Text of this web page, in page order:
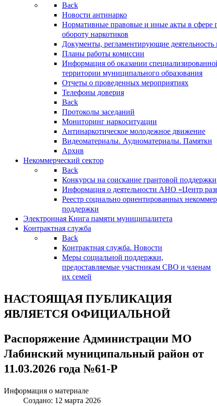
Back
Новости антинарко
Нормативные правовые и иные акты в сфере
обороту наркотиков
Документы, регламентирующие деятельность
Планы работы комиссии
Информация об оказании
территории муниципального образования
Отчеты о проведенных мероприятиях
Телефоны доверия
Back
Протоколы заседаний
Мониторинг наркоситуации
Антинаркотическое молодежное движение
Видеоматериалы. Аудиоматериалы. Памятки
Архив
Некоммерческий сектор
Back
Конкурсы на соискание грантовой поддержки
Информация о деятельности АНО «Центр
Реестр социально ориентированных
поддержки
Электронная Книга памяти муниципалитета
Контрактная служба
Back
Контрактная служба. Новости
Меры социальной поддержки,
предоставляемые участникам СВО и членам
их семей
НАСТОЯЩАЯ ПУБЛИКАЦИЯ
ЯВЛЯЕТСЯ ОФИЦИАЛЬНОЙ
Распоряжение Администрации МО
Лабинский муниципальный район от
11.03.2026 года №61-Р
Информация о материале
Создано: 12 марта 2026